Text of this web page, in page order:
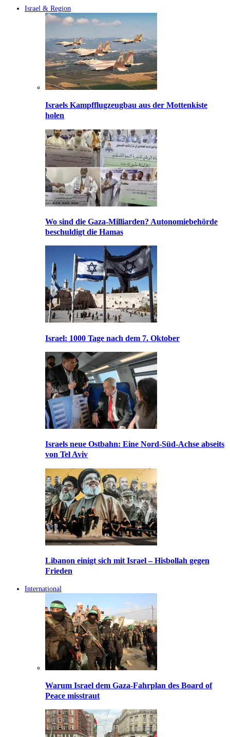
Israel & Region
Israels Kampfflugzeugbau aus der Mottenkiste
holen
Wo sind die Gaza-Milliarden? Autonomiebehörde
beschuldigt die Hamas
Israel: 1000 Tage nach dem 7. Oktober
Israels neue Ostbahn: Eine Nord-Süd-Achse abseits
von Tel Aviv
Libanon einigt sich mit Israel – Hisbollah gegen
Frieden
International
Warum Israel dem Gaza-Fahrplan des Board of
Peace misstraut